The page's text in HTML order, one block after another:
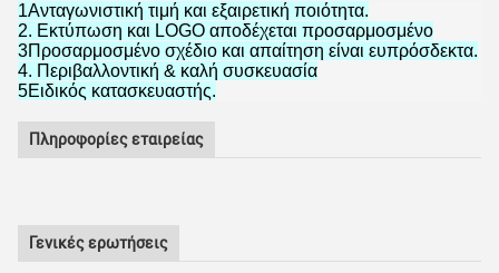
1Ανταγωνιστική τιμή και εξαιρετική ποιότητα.
2. Εκτύπωση και LOGO αποδέχεται προσαρμοσμένο
3Προσαρμοσμένο σχέδιο και απαίτηση είναι ευπρόσδεκτα.
4. Περιβαλλοντική & καλή συσκευασία
5Ειδικός κατασκευαστής.
Πληροφορίες εταιρείας
Γενικές ερωτήσεις